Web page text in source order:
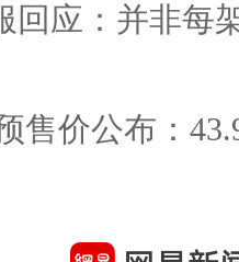
回应：并非每
售价公布：